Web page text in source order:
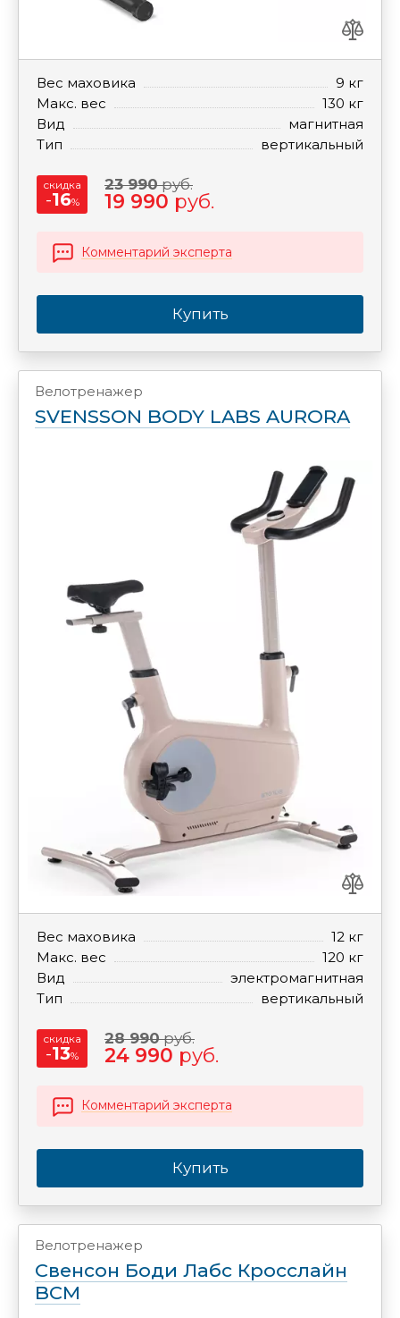
Вес маховика
9 кг
Макс. вес
130 кг
Вид
магнитная
Тип
вертикальный
скидка
-16%
23 990руб.
19 990 руб.
Комментарий эксперта
Купить
Велотренажер
SVENSSON BODY LABS AURORA
Вес маховика
12 кг
Макс. вес
120 кг
Вид
электромагнитная
Тип
вертикальный
скидка
-13%
28 990руб.
24 990 руб.
Комментарий эксперта
Купить
Велотренажер
Свенсон Боди Лабс Кросслайн
BCM